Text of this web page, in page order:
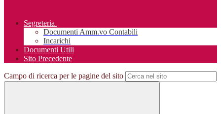
Segreteria
Documenti Amm.vo Contabili
Incarichi
Documenti Utili
Sito Precedente
Campo di ricerca per le pagine del sito